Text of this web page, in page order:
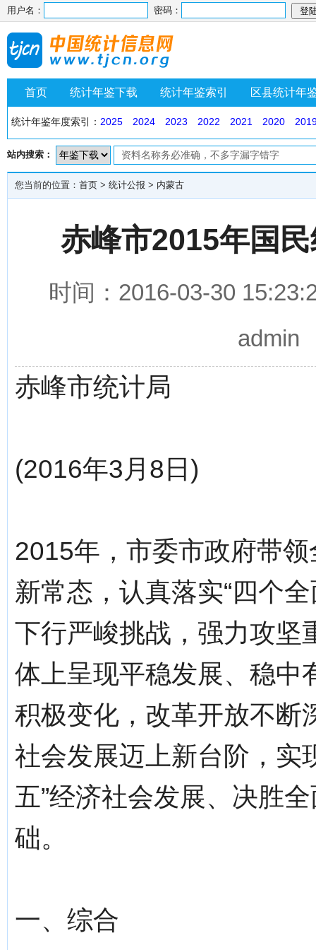
用户名： 密码：
首页 统计年鉴下载 统计年鉴索引 区县统计年
统计年鉴年度索引： 2025 2024 2023 2022 2021 2020
站内搜索：
您当前的位置： 首页 > 统计公报 > 内蒙古
赤峰市2015年国
时间：2016-03-30
admin
赤峰市统计局
(2016年3月8日)
2015年，市委市政府带
新常态，认真落实“四个
下行严峻挑战，强力攻坚
体上呈现平稳发展、稳中
积极变化，改革开放不断
社会发展迈上新台阶，实
五”经济社会发展、决胜
础。
一、综合